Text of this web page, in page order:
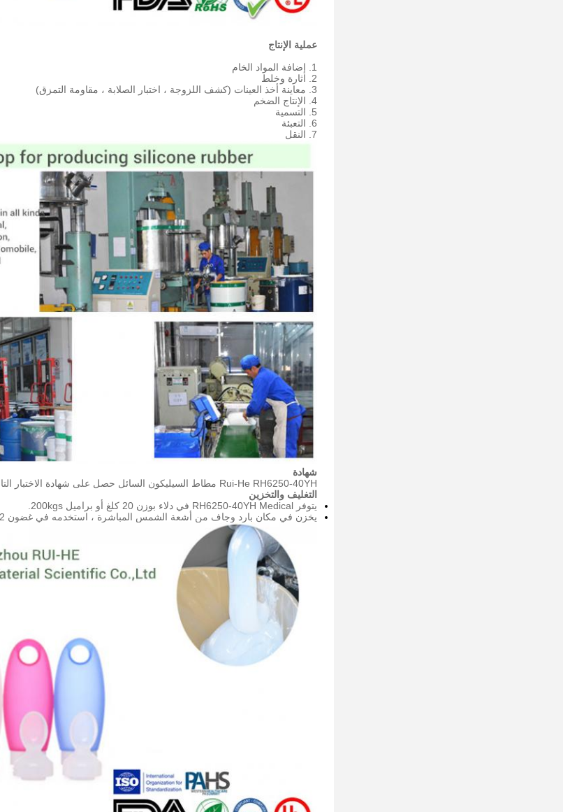
عملية الإنتاج
1. إضافة المواد الخام
2. اثارة وخلط
3. معاينة أخذ العينات (كشف اللزوجة ، اختبار الصلابة ، مقاومة التمزق)
4. الإنتاج الضخم
5. التسمية
6. التعبئة
7. النقل
شهادة
Rui-He RH6250-40YH مطاط السيليكون السائل حصل على شهادة الاختبار التالية: RoHS، FDA، MSDS، LFGB، ETC.
التغليف والتخزين
يتوفر RH6250-40YH Medical في دلاء بوزن 20 كلغ أو براميل 200kgs.
يخزن في مكان بارد وجاف من أشعة الشمس المباشرة ، استخدمه في غضون 12 شهرًا من يوم التصنيع.